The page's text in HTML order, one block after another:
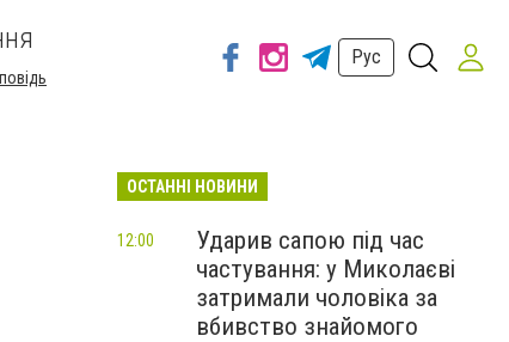
Рус
ОСТАННІ НОВИНИ
Ударив сапою під час
частування: у Миколаєві
затримали чоловіка за
вбивство знайомого
12:00